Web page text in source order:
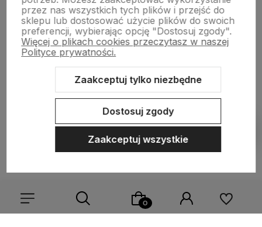
Informacje
O nas
Sklep internetowy Shoper.pl Szablon Shoper Modern 3.0™
GrowCommerce
przez nas wszystkich tych plików i przejść do
sklepu lub dostosować użycie plików do swoich
preferencji, wybierając opcję "Dostosuj zgody".
Więcej o plikach cookies przeczytasz w naszej
Polityce prywatności.
Zaakceptuj tylko niezbędne
Dostosuj zgody
Zaakceptuj wszystkie